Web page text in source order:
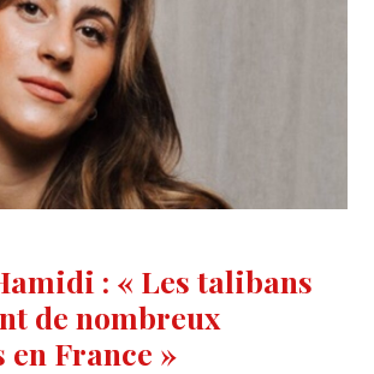
: « Les talibans
de nombreux
France »